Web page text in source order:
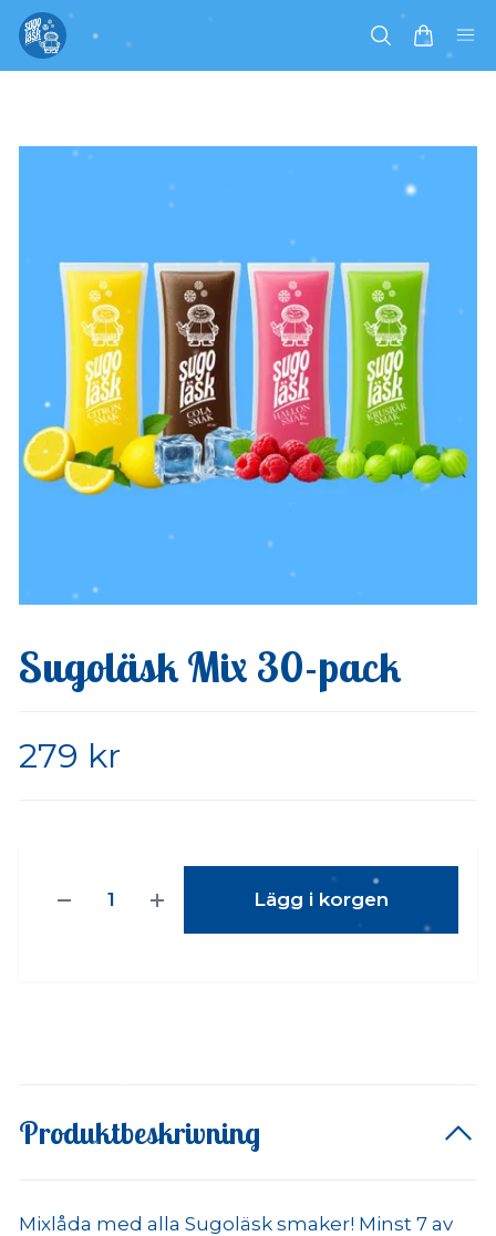
Sugoläsk Mix 30-pack
279 kr
Lägg i korgen
Produktbeskrivning
Mixlåda med alla Sugoläsk smaker! Minst 7 av